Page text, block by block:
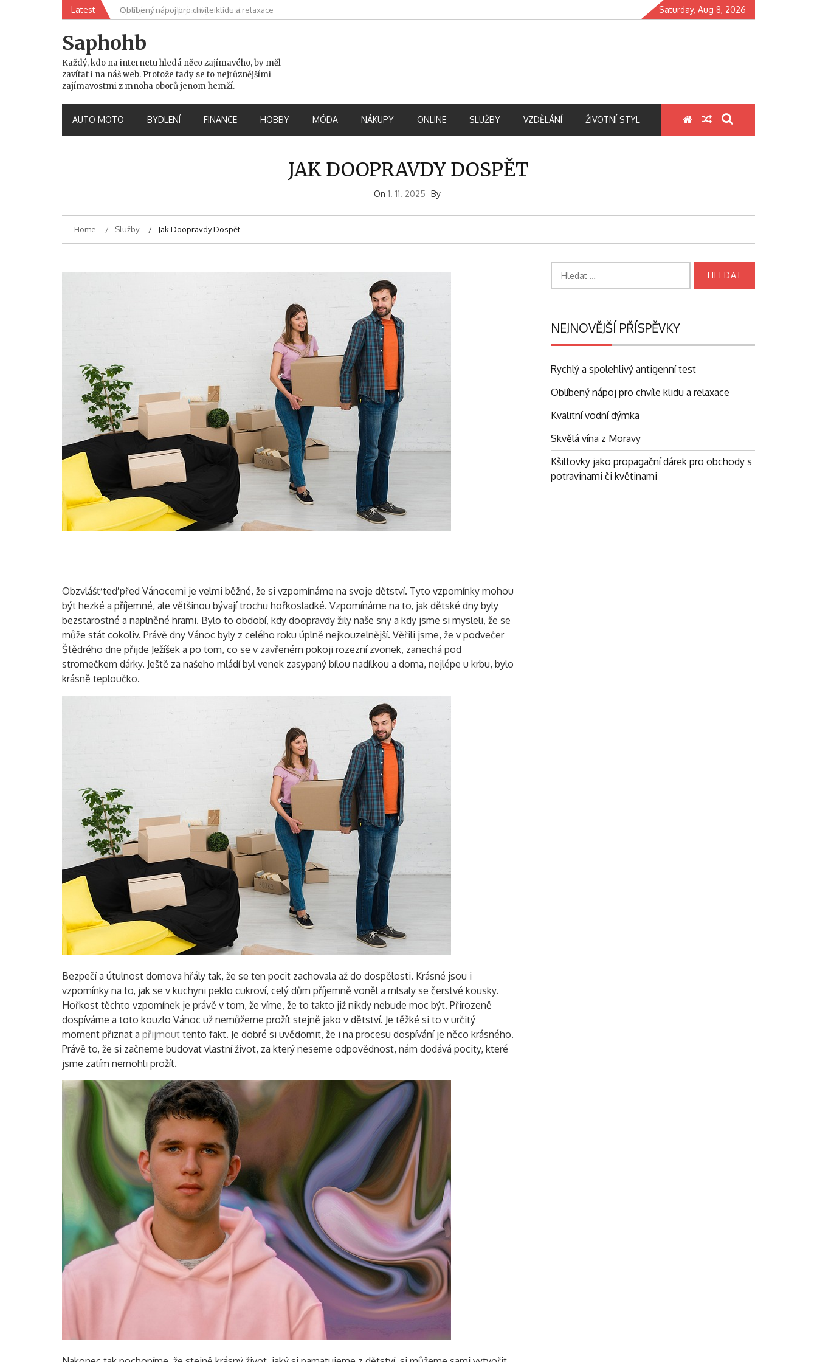
Latest Oblíbený nápoj pro chvíle klidu a relaxace Saturday, Aug 8, 2026
Saphohb
Každý, kdo na internetu hledá něco zajímavého, by měl
zavítat i na náš web. Protože tady se to nejrůznějšími
zajímavostmi z mnoha oborů jenom hemží.
AUTO MOTO BYDLENÍ FINANCE HOBBY MÓDA NÁKUPY ONLINE SLUŽBY VZDĚLÁNÍ ŽIVOTNÍ STYL
Vyhledávání
JAK DOOPRAVDY DOSPĚT
On 1. 11. 2025 By
Home Služby Jak Doopravdy Dospět
Obzvlášť teď před Vánocemi je velmi běžné, že si vzpomínáme na svoje dětství. Tyto vzpomínky mohou
být hezké a příjemné, ale většinou bývají trochu hořkosladké. Vzpomínáme na to, jak dětské dny byly
bezstarostné a naplněné hrami. Bylo to období, kdy doopravdy žily naše sny a kdy jsme si mysleli, že se
může stát cokoliv. Právě dny Vánoc byly z celého roku úplně nejkouzelnější. Věřili jsme, že v podvečer
Štědrého dne přijde Ježíšek a po tom, co se v zavřeném pokoji rozezní zvonek, zanechá pod
stromečkem dárky. Ještě za našeho mládí byl venek zasypaný bílou nadílkou a doma, nejlépe u krbu, bylo
krásně teploučko.
Bezpečí a útulnost domova hřály tak, že se ten pocit zachovala až do dospělosti. Krásné jsou i
vzpomínky na to, jak se v kuchyni peklo cukroví, celý dům příjemně voněl a mlsaly se čerstvé kousky.
Hořkost těchto vzpomínek je právě v tom, že víme, že to takto již nikdy nebude moc být. Přirozeně
dospíváme a toto kouzlo Vánoc už nemůžeme prožít stejně jako v dětství. Je těžké si to v určitý
moment přiznat a přijmout tento fakt. Je dobré si uvědomit, že i na procesu dospívání je něco krásného.
Právě to, že si začneme budovat vlastní život, za který neseme odpovědnost, nám dodává pocity, které
jsme zatím nemohli prožít.
NEJNOVĚJŠÍ PŘÍSPĚVKY
Rychlý a spolehlivý antigenní test
Oblíbený nápoj pro chvíle klidu a relaxace
Kvalitní vodní dýmka
Skvělá vína z Moravy
Kšiltovky jako propagační dárek pro obchody s
potravinami či květinami